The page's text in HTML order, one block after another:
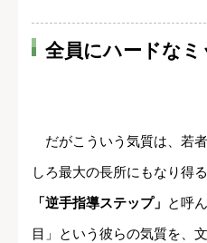
全員にハードな
だがこういう気質は、若
しろ最大の長所にもなり得
「逆手指導ステップ」 と呼
目」という彼らの気質を、